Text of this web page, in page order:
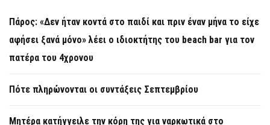
Πάρος: «Δεν ήταν κοντά στο παιδί και πριν έναν μήνα το είχε
αφήσει ξανά μόνο» λέει ο ιδιοκτήτης του beach bar για τον
πατέρα του 4χρονου
Πότε πληρώνονται οι συντάξεις Σεπτεμβρίου
Μητέρα κατήγγειλε την κόρη της για ναρκωτικά στο